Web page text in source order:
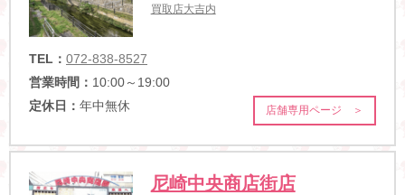
買取店大吉内
TEL： 072-838-8527
営業時間： 10:00～19:00
定休日： 年中無休 店舗専用ページ ＞
尼崎中央商店街店